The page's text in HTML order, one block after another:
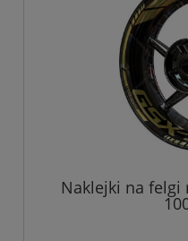
Naklejki na felgi